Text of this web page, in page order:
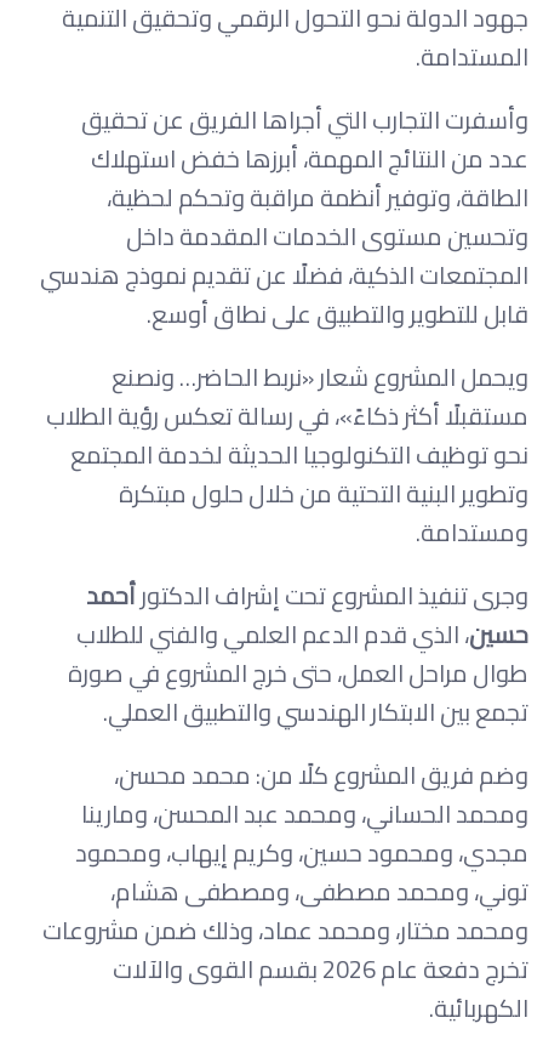
جهود الدولة نحو التحول الرقمي وتحقيق التنمية
المستدامة.
وأسفرت التجارب التي أجراها الفريق عن تحقيق
عدد من النتائج المهمة، أبرزها خفض استهلاك
الطاقة، وتوفير أنظمة مراقبة وتحكم لحظية،
وتحسين مستوى الخدمات المقدمة داخل
المجتمعات الذكية، فضلًا عن تقديم نموذج هندسي
قابل للتطوير والتطبيق على نطاق أوسع.
ويحمل المشروع شعار «نربط الحاضر… ونصنع
مستقبلًا أكثر ذكاءً»، في رسالة تعكس رؤية الطلاب
نحو توظيف التكنولوجيا الحديثة لخدمة المجتمع
وتطوير البنية التحتية من خلال حلول مبتكرة
ومستدامة.
وجرى تنفيذ المشروع تحت إشراف الدكتورأحمد
حسين، الذي قدم الدعم العلمي والفني للطلاب
طوال مراحل العمل، حتى خرج المشروع في صورة
تجمع بين الابتكار الهندسي والتطبيق العملي.
وضم فريق المشروع كلًا من: محمد محسن،
ومحمد الحساني، ومحمد عبد المحسن، ومارينا
مجدي، ومحمود حسين، وكريم إيهاب، ومحمود
توني، ومحمد مصطفى، ومصطفى هشام،
ومحمد مختار، ومحمد عماد، وذلك ضمن مشروعات
تخرج دفعة عام 2026 بقسم القوى والآلات
الكهربائية.